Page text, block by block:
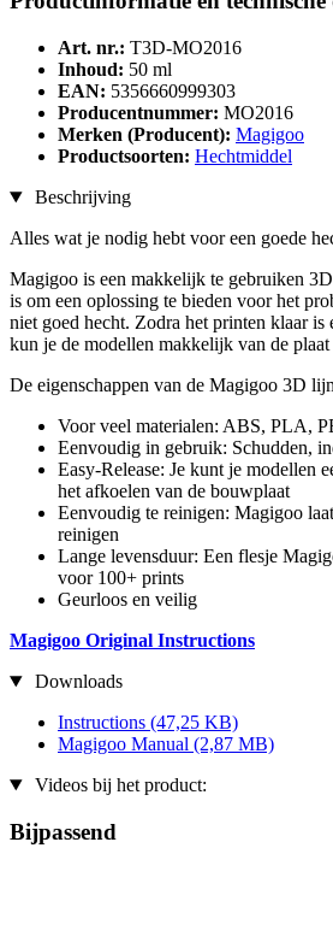
Art. nr.: T3D-MO2016
Inhoud: 50 ml
EAN: 5356660999303
Producentnummer: MO2016
Merken (Producent): Magigoo
Productsoorten: Hechtmiddel
Beschrijving
Alles wat je nodig hebt voor een goede
Magigoo is een makkelijk te gebruiken
is om een oplossing te bieden voor het
niet goed hecht. Zodra het printen klaar is
kun je de modellen makkelijk van de
De eigenschappen van de Magigoo 3D
Voor veel materialen: ABS, PLA,
Eenvoudig in gebruik: Schudden,
Easy-Release: Je kunt je modellen
het afkoelen van de bouwplaat
Eenvoudig te reinigen: Magigoo
reinigen
Lange levensduur: Een flesje
voor 100+ prints
Geurloos en veilig
Magigoo Original Instructions
Downloads
Instructions (47,25 KB)
Magigoo Manual (2,87 MB)
Videos bij het product:
Bijpassend